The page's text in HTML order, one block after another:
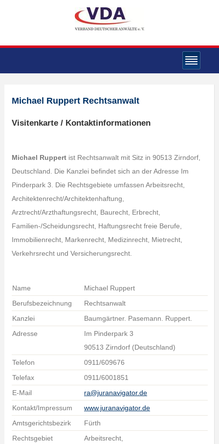
Michael Ruppert Rechtsanwalt
Visitenkarte / Kontaktinformationen
Michael Ruppertist Rechtsanwalt mit Sitz in 90513 Zirndorf,
Deutschland. Die Kanzlei befindet sich an der Adresse Im
Pinderpark 3. Die Rechtsgebiete umfassen Arbeitsrecht,
Architektenrecht/Architektenhaftung,
Arztrecht/Arzthaftungsrecht, Baurecht, Erbrecht,
Familien-/Scheidungsrecht, Haftungsrecht freie Berufe,
Immobilienrecht, Markenrecht, Medizinrecht, Mietrecht,
Verkehrsrecht und Versicherungsrecht.
Name
Michael Ruppert
Berufsbezeichnung
Rechtsanwalt
Kanzlei
Baumgärtner. Pasemann. Ruppert.
Adresse
Im Pinderpark 3
90513 Zirndorf (Deutschland)
Telefon
0911/609676
Telefax
0911/6001851
E-Mail
ra@juranavigator.de
Kontakt/Impressum
www.juranavigator.de
Amtsgerichtsbezirk
Fürth
Rechtsgebiet
Arbeitsrecht,